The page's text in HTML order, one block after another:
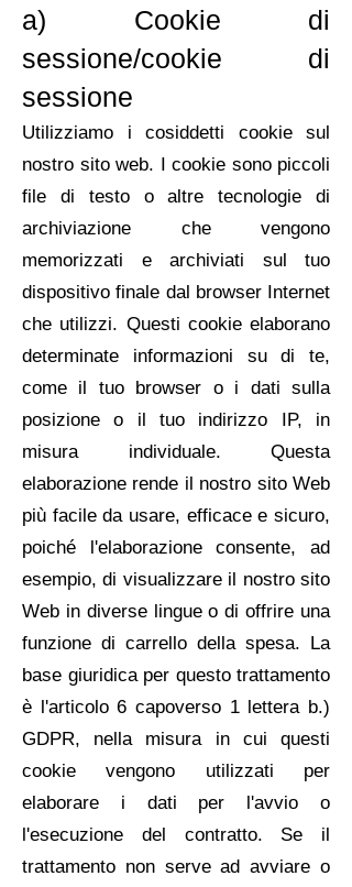
a) Cookie di
sessione/cookie di
sessione
Utilizziamo i cosiddetti cookie sul
nostro sito web. I cookie sono piccoli
file di testo o altre tecnologie di
archiviazione che vengono
memorizzati e archiviati sul tuo
dispositivo finale dal browser Internet
che utilizzi. Questi cookie elaborano
determinate informazioni su di te,
come il tuo browser o i dati sulla
posizione o il tuo indirizzo IP, in
misura individuale. Questa
elaborazione rende il nostro sito Web
più facile da usare, efficace e sicuro,
poiché l'elaborazione consente, ad
esempio, di visualizzare il nostro sito
Web in diverse lingue o di offrire una
funzione di carrello della spesa. La
base giuridica per questo trattamento
è l'articolo 6 capoverso 1 lettera b.)
GDPR, nella misura in cui questi
cookie vengono utilizzati per
elaborare i dati per l'avvio o
l'esecuzione del contratto. Se il
trattamento non serve ad avviare o